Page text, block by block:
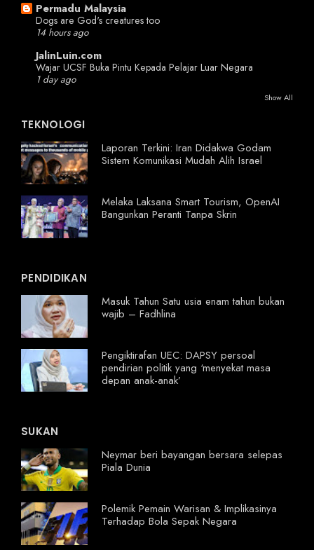
Permadu Malaysia
Dogs are God's creatures too
14 hours ago
JalinLuin.com
Wajar UCSF Buka Pintu Kepada Pelajar Luar Negara
1 day ago
Show All
TEKNOLOGI
Laporan Terkini: Iran Didakwa Godam
Sistem Komunikasi Mudah Alih Israel
Melaka Laksana Smart Tourism, OpenAI
Bangunkan Peranti Tanpa Skrin
PENDIDIKAN
Masuk Tahun Satu usia enam tahun bukan
wajib – Fadhlina
Pengiktirafan UEC: DAPSY persoal
pendirian politik yang ‘menyekat masa
depan anak-anak’
SUKAN
Neymar beri bayangan bersara selepas
Piala Dunia
Polemik Pemain Warisan & Implikasinya
Terhadap Bola Sepak Negara